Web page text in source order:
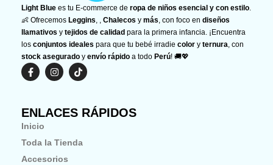
Light Blue es tu E-commerce de ropa de niños esencial y con estilo.
👶 Ofrecemos Leggins, , Chalecos y más, con foco en diseños
llamativos y tejidos de calidad para la primera infancia. ¡Encuentra
los conjuntos ideales para que tu bebé irradie color y ternura, con
stock asegurado y envío rápido a todo Perú! 🚚💖
F
a
c
o
o
k
-
f
I
n
s
g
m
T
i
k
k
ENLACES RÁPIDOS
Inicio
Toda la Tienda
Accesorios